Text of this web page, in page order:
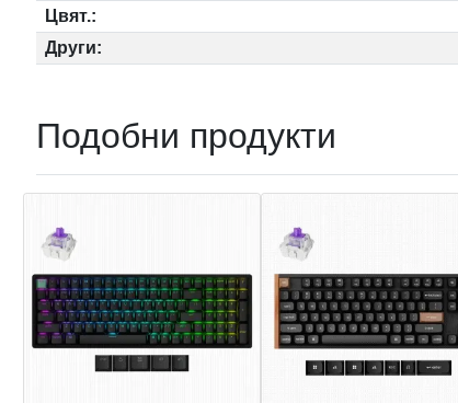
Цвят.:
Други:
Подобни продукти